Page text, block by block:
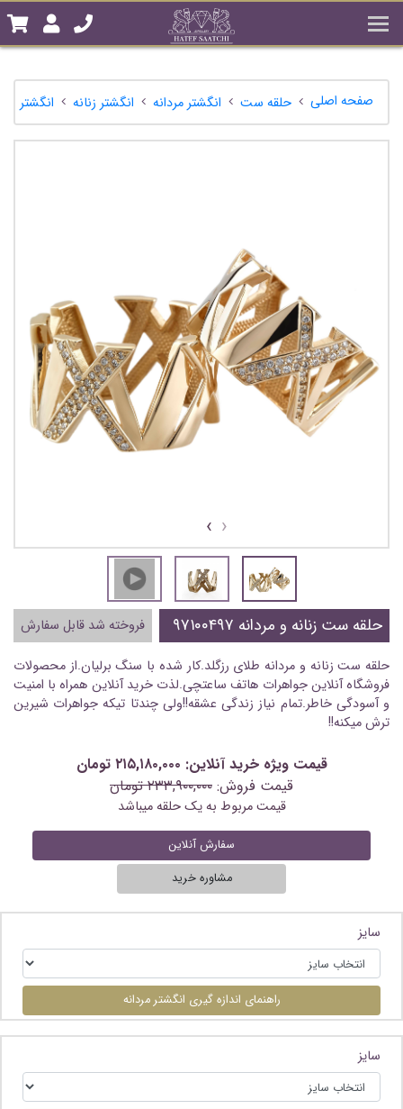
صفحه اصلی حلقه ست انگشتر مردانه انگشتر زنانه انگشتر
‹
›
حلقه ست زنانه و مردانه ۹۷۱۰۰۴۹۷
فروخته شد قابل سفارش
حلقه ست زنانه و مردانه طلای رزگلد.کار شده با سنگ برلیان.از محصولات
فروشگاه آنلاین جواهرات هاتف ساعتچی.لذت خرید آنلاین همراه با امنیت
و آسودگی خاطر.تمام نیاز زندگی عشقه!!ولی چندتا تیکه جواهرات شیرین
ترش میکنه!!
قیمت ویژه خرید آنلاین: ۲۱۵,۱۸۰,۰۰۰ تومان
قیمت فروش: ۲۳۳,۹۰۰,۰۰۰ تومان
قیمت مربوط به یک حلقه میباشد
سفارش آنلاین
مشاوره خرید
سایز
راهنمای اندازه گیری انگشتر مردانه
سایز